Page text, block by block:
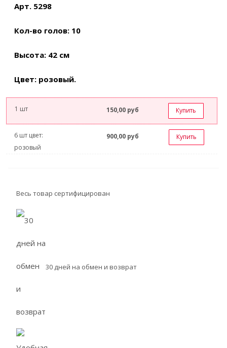
Арт. 5298
Кол-во голов: 10
Высота: 42 см
Цвет: розовый.
1 шт 150,00руб Купить
6 шт цвет:
розовый
900,00 руб Купить
Весь товар сертифицирован
30 дней на обмен и возврат